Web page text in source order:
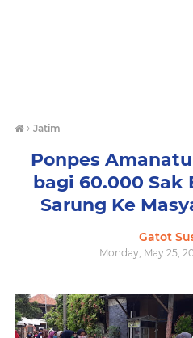
› Jatim
Ponpes
bagi 60.000 Sak
Sarung Ke
Gatot
Monday, May 25,